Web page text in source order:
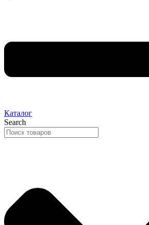
Каталог
Search